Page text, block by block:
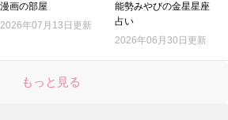
漫画の部屋
2026年07月13日更新
能勢みやびの金星星座
占い
2026年06月30日更新
もっと見る